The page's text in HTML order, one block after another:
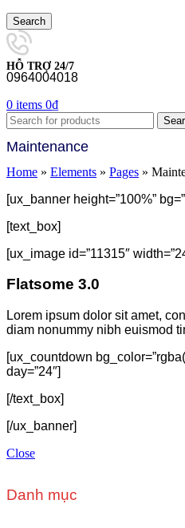
Search
HỖ TRỢ 24/7
0964004018
0 items 0₫
Maintenance
Home » Elements » Pages »
[ux_banner height=”100%”
[text_box]
[ux_image id=”11315″
Flatsome 3.0
Lorem ipsum dolor sit amet,
diam nonummy nibh euismod
[ux_countdown
day=”24″]
[/text_box]
[/ux_banner]
Close
Danh mục